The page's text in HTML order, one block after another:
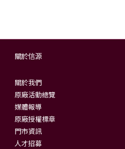
關於信源
關於我們
原廠活動總覽
媒體報導
原廠授權標章
門市資訊
人才招募